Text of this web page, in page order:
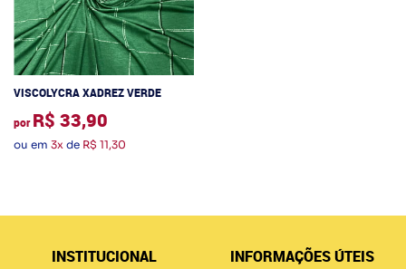
VISCOLYCRA XADREZ VERDE
por R$ 33,90
ou em 3x de R$ 11,30
INSTITUCIONAL INFORMAÇÕES ÚTEIS